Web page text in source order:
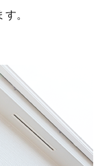
。